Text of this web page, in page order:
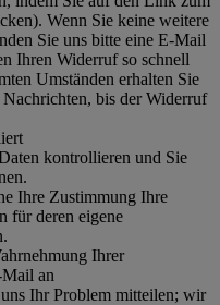
Wenn Sie keine weitere
Sie uns bitte eine E-Mail
Ihren Widerruf so schnell
Umständen erhalten Sie
bis der Widerruf
kontrollieren und Sie
Ihre Zustimmung Ihre
für deren eigene
Ihrer
an
Ihr Problem mitteilen; wir